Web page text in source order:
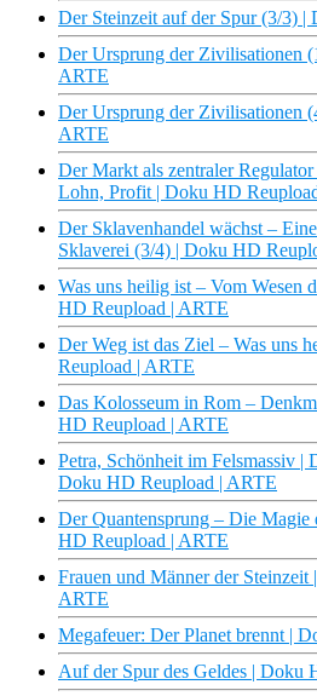
Der Steinzeit auf der Spur (3/3)
Der Ursprung der Zivilisationen
ARTE
Der Ursprung der Zivilisationen
ARTE
Der Markt als zentraler
Lohn, Profit | Doku HD
Der Sklavenhandel wächst –
Sklaverei (3/4) | Doku HD
Was uns heilig ist – Vom Wesen
HD Reupload | ARTE
Der Weg ist das Ziel – Was uns
Reupload | ARTE
Das Kolosseum in Rom –
HD Reupload | ARTE
Petra, Schönheit im Felsmassiv |
Doku HD Reupload | ARTE
Der Quantensprung – Die Magie
HD Reupload | ARTE
Frauen und Männer der
ARTE
Megafeuer: Der Planet brennt |
Auf der Spur des Geldes | Doku